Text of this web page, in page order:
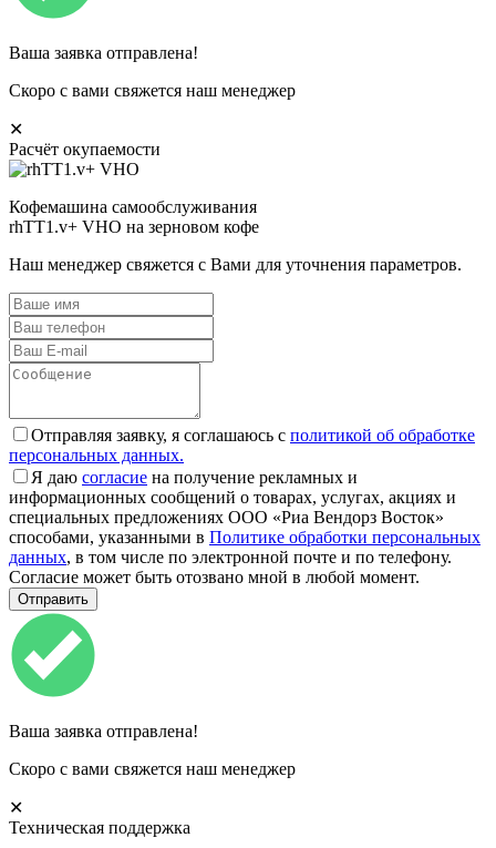
Ваша заявка отправлена!
Скоро с вами свяжется наш менеджер
✕
Расчёт окупаемости
Кофемашина самообслуживания
rhTT1.v+ VHO на зерновом кофе
Наш менеджер свяжется с Вами для уточнения параметров.
Отправляя заявку, я соглашаюсь с политикой об обработке
персональных данных.
Я даю согласие на получение рекламных и
информационных сообщений о товарах, услугах, акциях и
специальных предложениях ООО «Риа Вендорз Восток»
способами, указанными в Политике обработки персональных
данных, в том числе по электронной почте и по телефону.
Согласие может быть отозвано мной в любой момент.
Ваша заявка отправлена!
Скоро с вами свяжется наш менеджер
✕
Техническая поддержка